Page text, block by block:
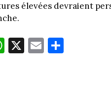
élevées devraient
W
ha
X E
m